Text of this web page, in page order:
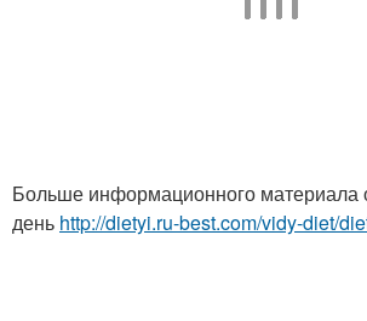
Больше информационного материала
день http://dietyi.ru-best.com/vidy-diet/